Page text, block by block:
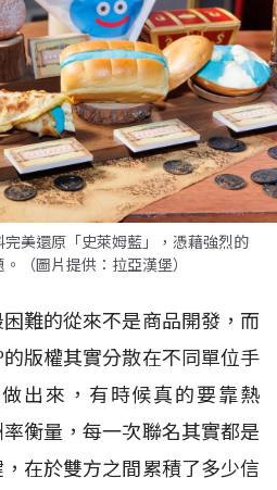
完美還原「史萊姆藍」，憑藉強烈的
（圖片提供：拉亞漢堡）
難的從來不是商品開發，而
版權其實分散在不同單位手
出來，有時候真的要靠熱
衡量，每一次聯名其實都是
在於雙方之間累積了多少信